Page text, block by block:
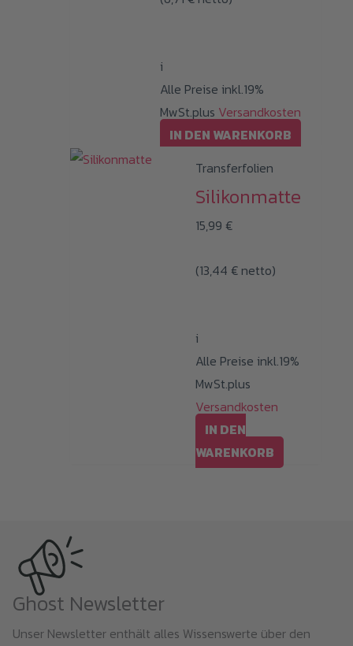
werden
i
Alle Preise inkl.19%
MwSt.plus Versandkosten
IN DEN WARENKORB
Transferfolien
Silikonmatte
15,99 €
(13,44 € netto)
i
Alle Preise inkl.19%
MwSt.plus
Versandkosten
IN DEN
WARENKORB
Ghost Newsletter
Unser Newsletter enthält alles Wissenswerte über den